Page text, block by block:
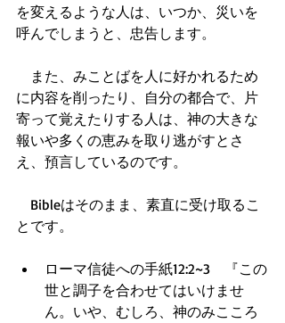
を変えるような人は、いつか、災いを
呼んでしまうと、忠告します。
また、みことばを人に好かれるため
に内容を削ったり、自分の都合で、片
寄って覚えたりする人は、神の大きな
報いや多くの恵みを取り逃がすとさ
え、預言しているのです。
Bibleはそのまま、素直に受け取るこ
とです。
ローマ信徒への手紙12:2~3　『この
世と調子を合わせてはいけませ
ん。いや、むしろ、神のみこころ